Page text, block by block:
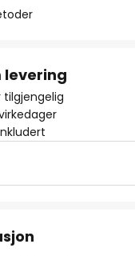
levering
tilgjengelig